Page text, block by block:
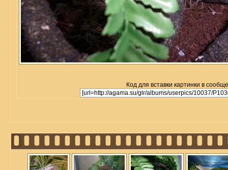
Код для вставки картинки в